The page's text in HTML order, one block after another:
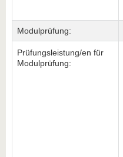
Modulprüfung:
Prüfungsleistung/en für
Modulprüfung: